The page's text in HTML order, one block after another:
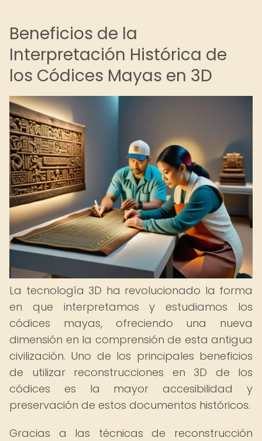
Beneficios de la
Interpretación Histórica de
los Códices Mayas en 3D
La tecnología 3D ha revolucionado la forma
en que interpretamos y estudiamos los
códices mayas, ofreciendo una nueva
dimensión en la comprensión de esta antigua
civilización. Uno de los principales beneficios
de utilizar reconstrucciones en 3D de los
códices es la mayor accesibilidad y
preservación de estos documentos históricos.
Gracias a las técnicas de reconstrucción